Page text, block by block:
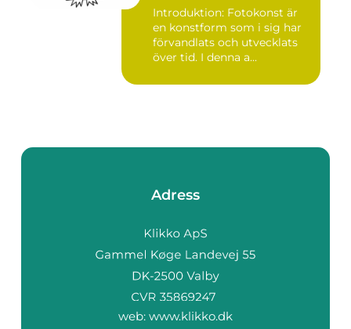
Introduktion: Fotokonst är
en konstform som i sig har
förvandlats och utvecklats
över tid. I denna a...
Adress
web: www.klikko.dk